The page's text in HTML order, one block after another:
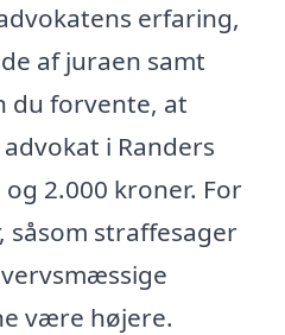
erfaring,
af juraen samt
du forvente, at
i Randers
2.000 kroner. For
såsom straffesager
være højere.